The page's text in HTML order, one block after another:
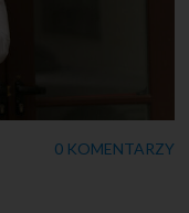
0 KOMENTARZY